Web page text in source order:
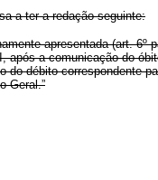
a ter a redação seguinte:
apresentada (art. 6º
após a comunicação do
débito correspondente
Geral.”